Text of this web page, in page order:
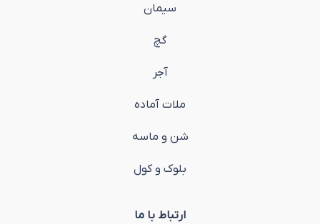
سیمان
گچ
آجر
ملات آماده
شن و ماسه
بلوک و کول
ارتباط با ما